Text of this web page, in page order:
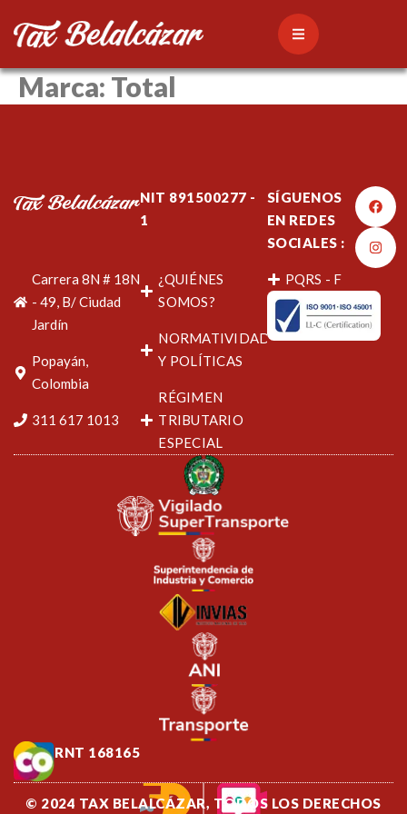
Marca: Total
NIT 891500277 -
1
SÍGUENOS
EN REDES
SOCIALES :
Carrera 8N # 18N
- 49, B/ Ciudad
Jardín
Popayán,
Colombia
311 617 1013
¿QUIÉNES
SOMOS?
NORMATIVIDAD
Y POLÍTICAS
RÉGIMEN
TRIBUTARIO
ESPECIAL
PQRS - F
RNT 168165
© 2024 TAX BELALCÁZAR, TODOS LOS DERECHOS